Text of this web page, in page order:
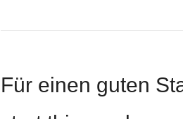
Für einen guten